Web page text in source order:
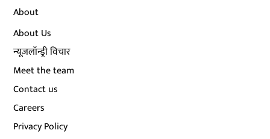
About
About Us
न्यूज़लॉन्ड्री विचार
Meet the team
Contact us
Careers
Privacy Policy